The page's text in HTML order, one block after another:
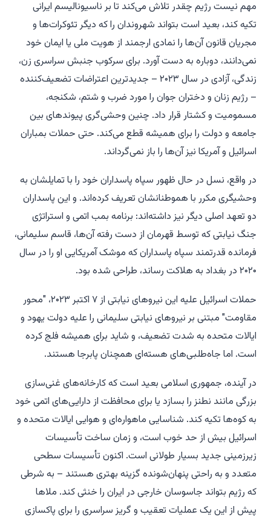
مهم نیست رژیم چقدر تلاش می‌کند تا بر ناسیونالیسم ایرانی
تکیه کند، بعید است بتواند شهروندان را که دیگر تئوکرات‌ها و
مجریان قانون آن‌ها را نمادی ارجمند از هویت ملی یا ایمان خود
نمی‌دانند، دوباره به دست آورد. برای سرکوب جنبش سراسری زن،
زندگی، آزادی در سال ۲۰۲۳ – جدیدترین اعتراضات تضعیف‌کننده
– رژیم زنان و دختران جوان را مورد ضرب و شتم، شکنجه،
مسمومیت و کشتار قرار داد. چنین وحشی‌گری پیوندهای بین
جامعه و دولت را برای همیشه قطع می‌کند. حتی حملات بمباران
اسرائیل و آمریکا نیز آن‌ها را باز نمی‌گرداند.
در واقع، نسل در حال ظهور سپاه پاسداران خود را با تمایلشان به
وحشیگری مکرر با هموطنانشان تعریف کرده‌اند. و این پاسداران
دو تعهد اصلی دیگر نیز داشته‌اند: برنامه بمب اتمی و استراتژی
جنگ نیابتی که توسط قهرمان از دست رفته آن‌ها، قاسم سلیمانی،
فرمانده قدرتمند سپاه پاسداران که موشک آمریکایی او را در سال
۲۰۲۰ در بغداد به هلاکت رساند، طراحی شده بود.
حملات اسرائیل علیه این نیروهای نیابتی از ۷ اکتبر ۲۰۲۳، "محور
مقاومت" مبتنی بر نیروهای نیابتی سلیمانی را علیه دولت یهود و
ایالات متحده به شدت تضعیف، و شاید برای همیشه فلج کرده
است. اما جاه‌طلبی‌های هسته‌ای همچنان پابرجا هستند.
در آینده، جمهوری اسلامی بعید است که کارخانه‌های غنی‌سازی
بزرگی مانند نطنز را بسازد یا برای محافظت از دارایی‌های اتمی خود
به کوه‌ها تکیه کند. شناسایی ماهواره‌ای و هوایی ایالات متحده و
اسرائیل بیش از حد خوب است، و زمان ساخت تأسیسات
زیرزمینی جدید بسیار طولانی است. اکنون تأسیسات سطحی
متعدد و به راحتی پنهان‌شونده گزینه بهتری هستند – به شرطی
که رژیم بتواند جاسوسان خارجی در ایران را خنثی کند. ملاها
پیش از این یک عملیات تعقیب و گریز سراسری را برای پاکسازی